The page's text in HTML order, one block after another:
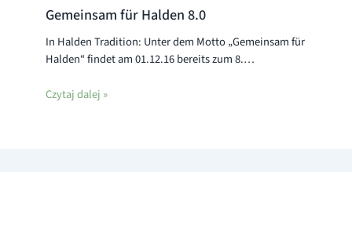
Gemeinsam für Halden 8.0
In Halden Tradition: Unter dem Motto „Gemeinsam für
Halden“ findet am 01.12.16 bereits zum 8.…
Czytaj dalej »